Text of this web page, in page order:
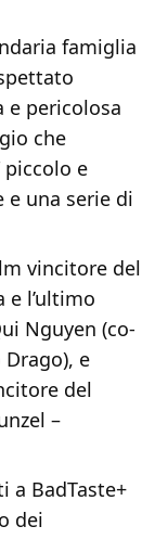
famiglia
e pericolosa
che
piccolo e
e una serie di
vincitore del
e l’ultimo
Nguyen (co-
Drago), e
del
–
a BadTaste+
dei